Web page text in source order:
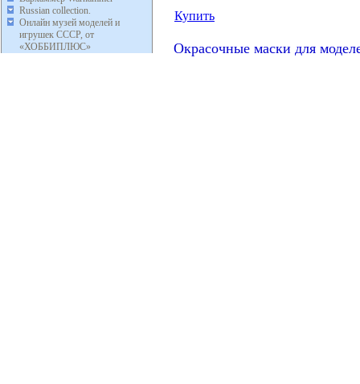
Russian collection.
Онлайн музей моделей и
игрушек СССР, от
«ХОББИПЛЮС»
Купить
Окрасочные маски для